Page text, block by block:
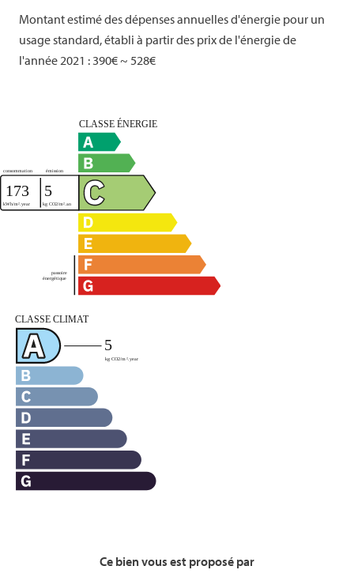
Montant estimé des dépenses annuelles d'énergie pour un
usage standard, établi à partir des prix de l'énergie de
l'année 2021 : 390€ ~ 528€
Ce bien vous est proposé par